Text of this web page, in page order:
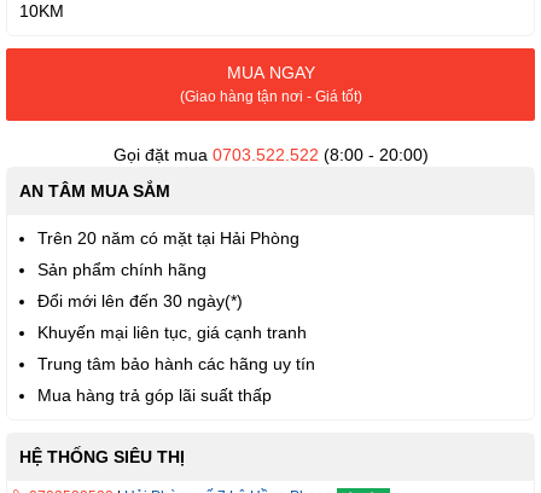
10KM
MUA NGAY
(Giao hàng tận nơi - Giá tốt)
Gọi đặt mua 0703.522.522 (8:00 - 20:00)
AN TÂM MUA SẮM
Trên 20 năm có mặt tại Hải Phòng
Sản phẩm chính hãng
Đổi mới lên đến 30 ngày(*)
Khuyến mại liên tục, giá cạnh tranh
Trung tâm bảo hành các hãng uy tín
Mua hàng trả góp lãi suất thấp
HỆ THỐNG SIÊU THỊ